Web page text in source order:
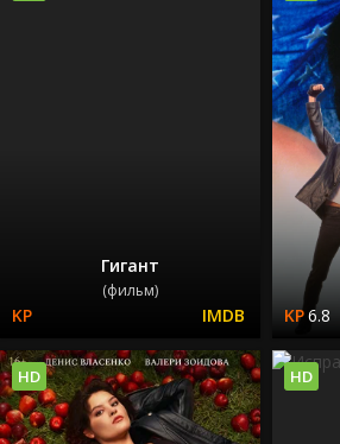
Гигант
(фильм)
6.8
HD HD